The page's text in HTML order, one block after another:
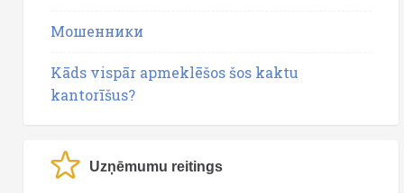
Мошенники
Kāds vispār apmeklēšos šos kaktu
kantorīšus?
Uzņēmumu reitings